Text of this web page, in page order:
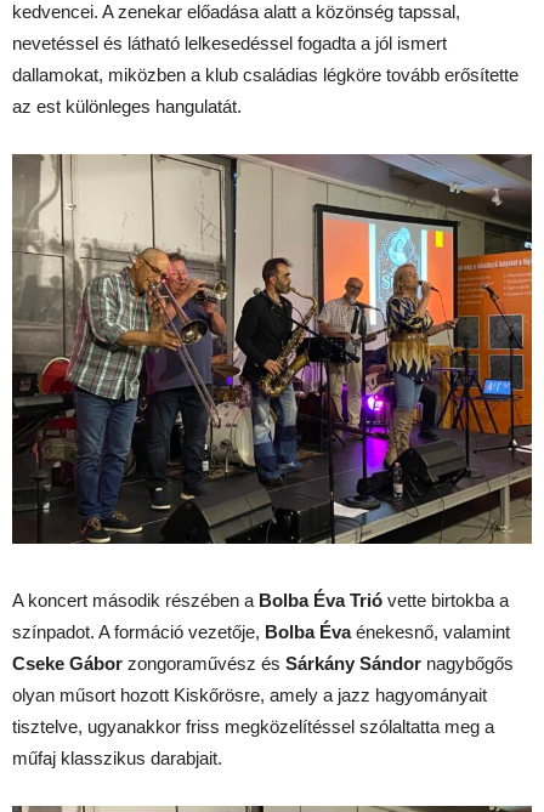
kedvencei. A zenekar előadása alatt a közönség tapssal,
nevetéssel és látható lelkesedéssel fogadta a jól ismert
dallamokat, miközben a klub családias légköre tovább erősítette
az est különleges hangulatát.
A koncert második részében a Bolba Éva Trió vette birtokba a
színpadot. A formáció vezetője, Bolba Évaénekesnő, valamint
Cseke Gábor zongoraművész és Sárkány Sándor nagybőgős
olyan műsort hozott Kiskőrösre, amely a jazz hagyományait
tisztelve, ugyanakkor friss megközelítéssel szólaltatta meg a
műfaj klasszikus darabjait.